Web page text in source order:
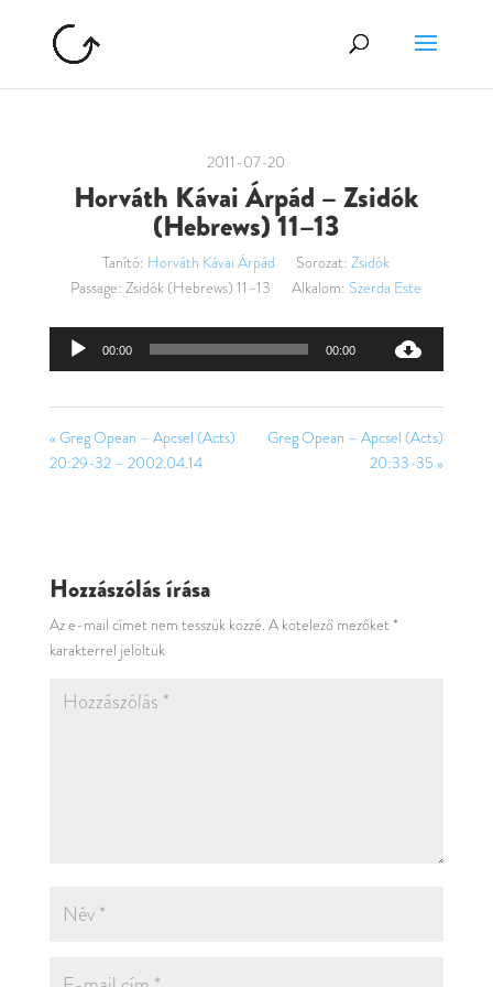
2011-07-20
Horváth Kávai Árpád – Zsidók
(Hebrews) 11–13
Tanító: Horváth Kávai Árpád Sorozat: Zsidók
Passage: Zsidók (Hebrews) 11–13 Alkalom: Szerda Este
Audió
00:00 00:00
« Greg Opean – Apcsel (Acts)
20:29-32 – 2002.04.14
Greg Opean – Apcsel (Acts)
20:33-35 »
Hozzászólás írása
Az e-mail címet nem tesszük közzé. A kötelező mezőket *
karakterrel jelöltük